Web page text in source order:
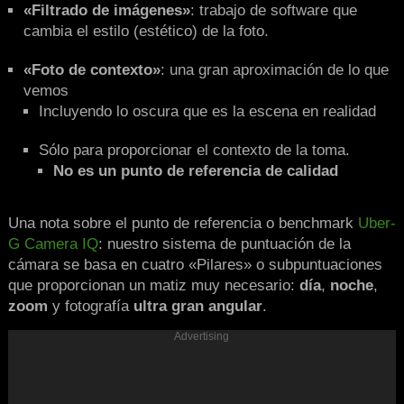
«Filtrado de imágenes»: trabajo de software que
cambia el estilo (estético) de la foto.
«Foto de contexto»: una gran aproximación de lo que
vemos
Incluyendo lo oscura que es la escena en realidad
Sólo para proporcionar el contexto de la toma.
No es un punto de referencia de calidad
Una nota sobre el punto de referencia o benchmark Uber-
G Camera IQ: nuestro sistema de puntuación de la
cámara se basa en cuatro «Pilares» o subpuntuaciones
que proporcionan un matiz muy necesario: día, noche,
zoom y fotografía ultra gran angular.
Advertising